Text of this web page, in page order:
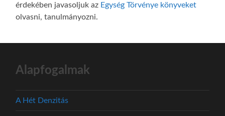
érdekében javasoljuk az Egység Törvénye könyveket
olvasni, tanulmányozni.
Alapfogalmak
A Hét Denzitás